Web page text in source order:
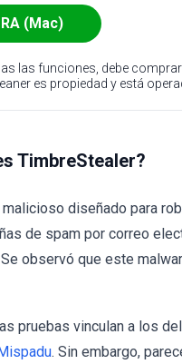
(Mac)
las funciones, debe
es propiedad y está
TimbreStealer?
diseñado para
de spam por correo
observó que este
pruebas vinculan a los
. Sin embargo,